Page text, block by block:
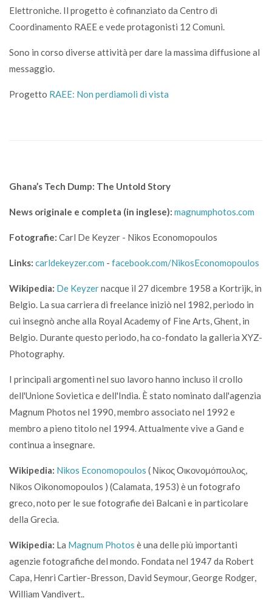
Elettroniche. Il progetto è cofinanziato da Centro di
Coordinamento RAEE e vede protagonisti 12 Comuni.
Sono in corso diverse attività per dare la massima diffusione al
messaggio.
Progetto RAEE: Non perdiamoli di vista
Ghana’s Tech Dump: The Untold Story
News originale e completa (in inglese): magnumphotos.com
Fotografie: Carl De Keyzer - Nikos Economopoulos
Links: carldekeyzer.com - facebook.com/NikosEconomopoulos
Wikipedia: De Keyzernacque il 27 dicembre 1958 a Kortrijk, in
Belgio. La sua carriera di freelance iniziò nel 1982, periodo in
cui insegnò anche alla Royal Academy of Fine Arts, Ghent, in
Belgio. Durante questo periodo, ha co-fondato la galleria XYZ-
Photography.
I principali argomenti nel suo lavoro hanno incluso il crollo
dell'Unione Sovietica e dell'India. È stato nominato dall'agenzia
Magnum Photos nel 1990, membro associato nel 1992 e
membro a pieno titolo nel 1994. Attualmente vive a Gand e
continua a insegnare.
Wikipedia: Nikos Economopoulos ( Νίκος Οικονομόπουλος,
Nikos Oikonomopoulos ) (Calamata, 1953) è un fotografo
greco, noto per le sue fotografie dei Balcani e in particolare
della Grecia.
Wikipedia: La Magnum Photos è una delle più importanti
agenzie fotografiche del mondo. Fondata nel 1947 da Robert
Capa, Henri Cartier-Bresson, David Seymour, George Rodger,
William Vandivert..